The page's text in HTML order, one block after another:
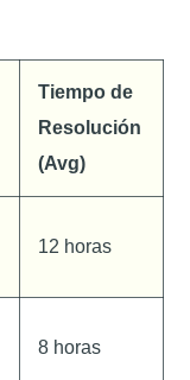
Tiempo de
Resolución
(Avg)
12 horas
8 horas